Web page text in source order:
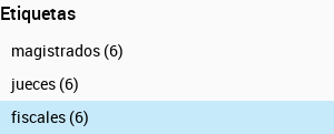
Etiquetas
magistrados (6)
jueces (6)
fiscales (6)